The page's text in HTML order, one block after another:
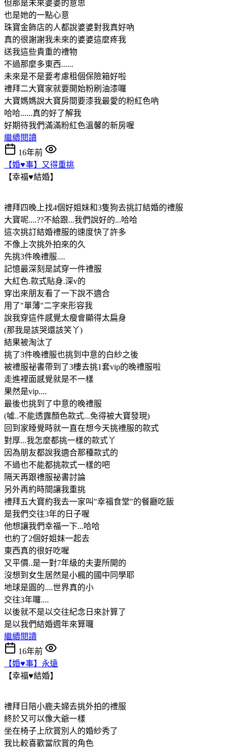
但那是未來婆婆的意思
也是她的一點心意
珠寶金飾店的人都說婆婆對我真好吶
真的很謝謝我未來的婆婆這麼疼我
送我這些貴重的禮物
不過那麼多東西......
未來是不是要考慮租個保險箱好啦
禮拜二大寶家就要開始粉刷油漆囉
大寶媽媽說大寶房間要漆我最愛的粉紅色吶
哈哈......真的好了解我
好期待我們滿滿粉紅色溫馨的新房喔
繼續閱讀
16年前
【婚♥事】又得重挑
【幸福♥結婚】
禮拜四晚上找4個好姐妹和3隻狗去挑訂結婚的禮服
大寶呢....??不給跟...我們說好的...哈哈
這次挑訂結婚禮服的速度快了許多
不像上次挑外拍來的久
先挑3件晚禮服....
記憶最深刻是試穿一件禮服
大紅色.款式貼身.深v的
穿出來朋友看了一下說不適合
用了"單薄"二字來形容我
說我穿這件感覺太瘦會顯得太扁身
(那我是該哭還該笑丫)
結果被淘汰了
挑了3件晚禮服也挑到中意的白紗之後
被禮服祕書帶到了3樓去挑1套vip的晚禮服啦
走進裡面感覺就是不一樣
果然是vip....
最後也挑到了中意的晚禮服
(噓..不能透露顏色款式...免得被大寶發現)
回到家睡覺時就一直在想今天挑禮服的款式
對厚...我怎麼都挑一樣的款式丫
因為朋友都說我適合那種款式的
不過也不能都挑款式一樣的吧
隔天再跟禮服祕書討論
另外再約時間讓我重挑
禮拜五大寶約我去一家叫"幸福食堂"的餐廳吃飯
是我們交往3年的日子喔
他想讓我們幸福一下...哈哈
也約了2個好姐妹一起去
東西真的很好吃喔
又平價..是一對7年級的夫妻所開的
沒想到女生居然是小楓的國中同學耶
地球是圓的....世界真的小
交往3年囉....
以後就不是以交往紀念日來計算了
是以我們結婚週年來算囉
繼續閱讀
16年前
【婚♥事】永遠
【幸福♥結婚】
禮拜日陪小鹿夫婦去挑外拍的禮服
終於又可以像大爺一樣
坐在椅子上欣賞別人的婚紗秀了
我比較喜歡當欣賞的角色